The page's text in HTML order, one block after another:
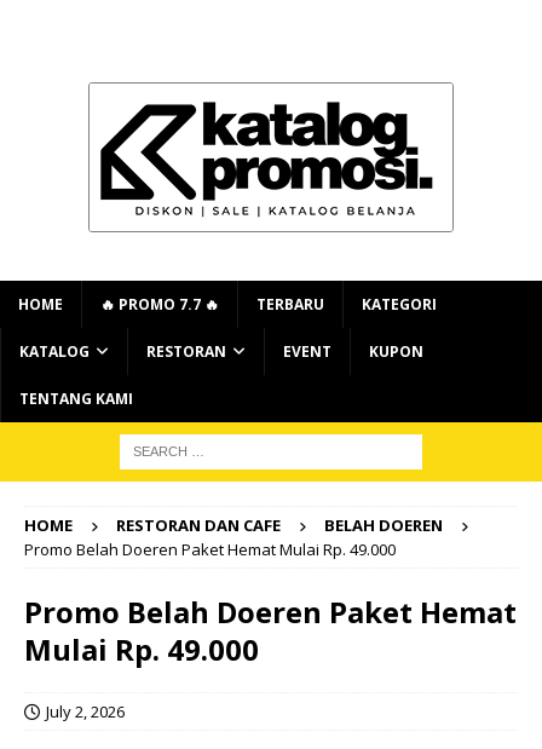
HOME 🔥 PROMO 7.7 🔥 TERBARU KATEGORI
KATALOG RESTORAN EVENT KUPON
TENTANG KAMI
HOME RESTORAN DAN CAFE
BELAH DOEREN
Promo Belah Doeren Paket Hemat Mulai Rp. 49.000
Promo Belah Doeren Paket Hemat
Mulai Rp. 49.000
July 2, 2026